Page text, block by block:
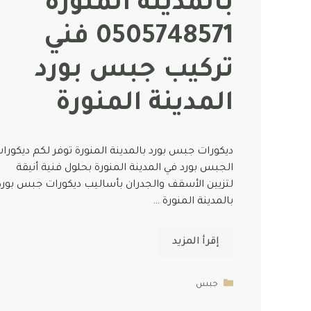
0505748571 فني
تركيب جبس بورد
المدينة المنورة
ديكورات جبس بورد بالمدينة المنورة توفر لكم
الجبس بورد في المدينة المنورة بحلول فنية أنيقة
لتزيين الأسقف والجدران بأساليب ديكورات جبس
بالمدينة المنورة …
إقرأ المزيد
التصنيفات
جبس